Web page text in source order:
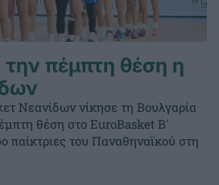
την πέμπτη θέση η
Νεανίδων νίκησε τη Βουλγαρία
θέση στο EuroBasket Β'
παίκτριες του Παναθηναϊκού στη